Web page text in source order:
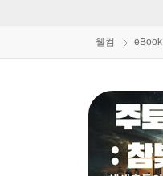
웰컴 eBook